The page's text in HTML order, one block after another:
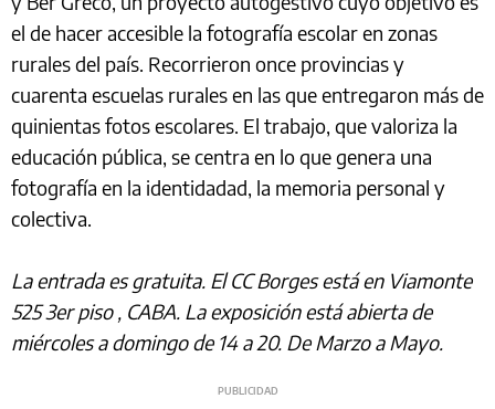
el de hacer accesible la fotografía escolar en zonas
rurales del país. Recorrieron once provincias y
cuarenta escuelas rurales en las que entregaron más de
quinientas fotos escolares. El trabajo, que valoriza la
educación pública, se centra en lo que genera una
fotografía en la identidadad, la memoria personal y
colectiva.
La entrada es gratuita. El CC Borges está en Viamonte
525 3er piso , CABA. La exposición está abierta de
miércoles a domingo de 14 a 20. De Marzo a Mayo.